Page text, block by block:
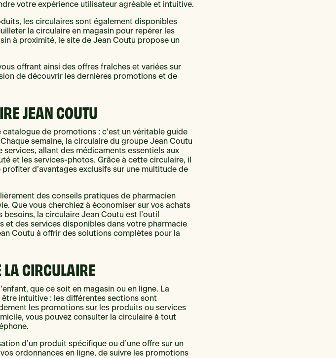
votre expérience utilisateur agréable et intuitive.
les circulaires sont également disponibles
la circulaire en magasin pour repérer les
à proximité, le site de Jean Coutu propose un
offrant ainsi des offres fraîches et variées sur
de découvrir les dernières promotions et de
JEAN COUTU
de promotions : c’est un véritable guide
semaine, la circulaire du groupe Jean Coutu
allant des médicaments essentiels aux
et les services-photos. Grâce à cette circulaire, il
d’avantages exclusifs sur une multitude de
des conseils pratiques de pharmacien
Que vous cherchiez à économiser sur vos achats
la circulaire Jean Coutu est l’outil
et des services disponibles dans votre pharmacie
Coutu à offrir des solutions complètes pour la
CIRCULAIRE
que ce soit en magasin ou en ligne. La
intuitive : les différentes sections sont
les promotions sur les produits ou services
vous pouvez consulter la circulaire à tout
d’un produit spécifique ou d’une offre sur un
ordonnances en ligne, de suivre les promotions